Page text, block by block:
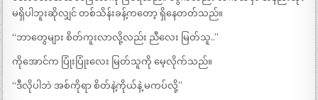
မရှိပါဘူးဆိုလျှင် တစ်သိန်းခန့်ကတော့ ရှိနေတတ်သည်။
“ဘာတွေများ စိတ်ကူးလာလို့လည်း ညီလေး မြတ်သူ..”
ကိုအောင်က ပြုံးပြုံးလေး မြတ်သူကို မေ့လိုက်သည်။
“ဒီလိုပါဘဲ အစ်ကိုရာ စိတ်နဲ့ကိုယ်နဲ့ မကပ်လို့”